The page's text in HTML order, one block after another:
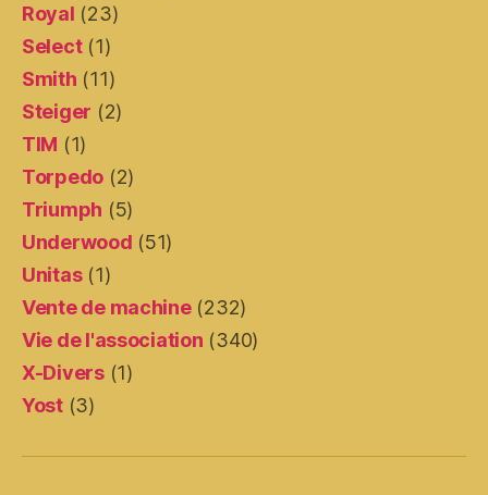
Royal (23)
Select(1)
Smith (11)
Steiger (2)
TIM (1)
Torpedo (2)
Triumph (5)
Underwood (51)
Unitas(1)
Vente de machine(232)
Vie de l'association (340)
X-Divers(1)
Yost(3)